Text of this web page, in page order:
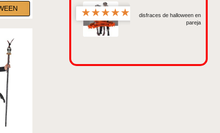
★★★★★
disfraces de halloween en
pareja